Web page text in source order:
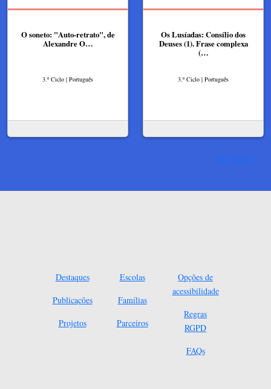
O soneto: "Auto-retrato", de
Alexandre O…
3.º Ciclo | Português
Os Lusíadas: Consílio dos
Deuses (1). Frase complexa
(…
3.º Ciclo | Português
Ver mais
Destaques
Publicações
Projetos
Escolas
Famílias
Parceiros
Opções de
acessibilidade
Regras
RGPD
FAQs